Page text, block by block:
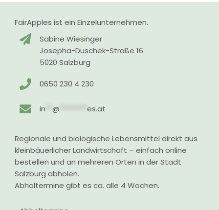
FairApples ist ein Einzelunternehmen.
Sabine Wiesinger
Josepha-Duschek-Straße 16
5020 Salzburg
0650 230 4 230
in **@ ********es.at
Regionale und biologische Lebensmittel direkt aus
kleinbäuerlicher Landwirtschaft – einfach online
bestellen und an mehreren Orten in der Stadt
Salzburg abholen.
Abholtermine gibt es ca. alle 4 Wochen.